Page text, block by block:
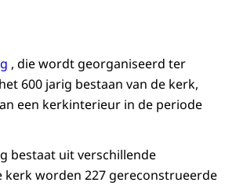
, die wordt georganiseerd ter
600 jarig bestaan van de kerk,
een kerkinterieur in de periode
bestaat uit verschillende
kerk worden 227 gereconstrueerde